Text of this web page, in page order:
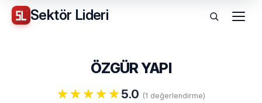
Sektör Lideri Menü
ÖZGÜR YAPI
5.0 (1 değerlendirme)